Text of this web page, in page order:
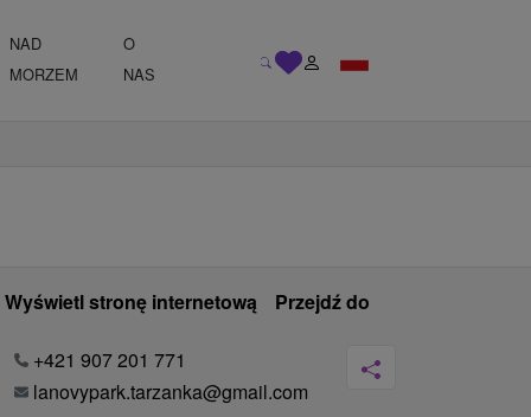
NAD
MORZEM
O
NAS
Wyświetl stronę internetową Przejdź do
+421 907 201 771
lanovypark.tarzanka@gmail.com